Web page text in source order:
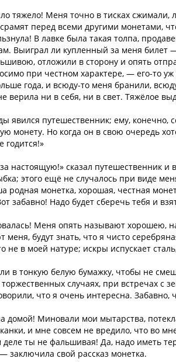
тяжело! Меня точно в тисках сжимали,
перед всеми другими монетами,
В лавке была такая толпа,
Выиграл ли купленный за меня билет
отложили в сторону и опять
при честном характере, — его-то
года, и всюду-то меня бранили,
верила ни в себя, ни в свет. Тяжёлое
явился путешественник; ему, конечно,
монету. Но когда он в свою очередь
годится!»
настоящую!» сказал путешественник и
этого ещё не случалось при виде
родная монетка, хорошая, честная
забавно! Надо будет сберечь тебя и
Меня опять называют хорошею,
меня, будут знать, что я чисто
не в моей натуре; искры испускает
в тонкую белую бумажку, чтобы не
случаях, при встречах с
что я очень интересна.
домой! Миновали мои мытарства,
и мне совсем не вредило, что во
деле ты не фальшивая! Да, надо иметь
заключила свой рассказ монетка.